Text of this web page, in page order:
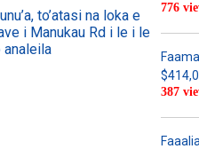
to’atasi na loka e
i Manukau Rd i le i le
776
387